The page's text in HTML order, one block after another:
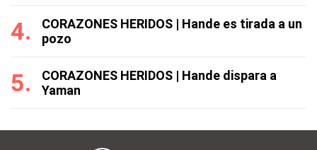
CORAZONES HERIDOS | Hande es tirada a un
pozo
CORAZONES HERIDOS | Hande dispara a
Yaman